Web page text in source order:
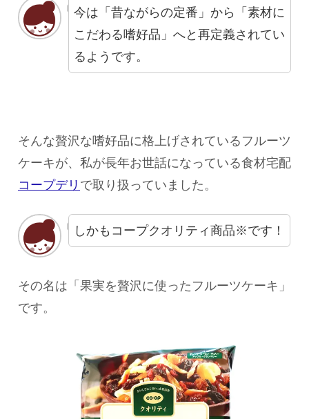
今は「昔ながらの定番」から「素材に
こだわる嗜好品」へと再定義されてい
るようです。
そんな贅沢な嗜好品に格上げされているフルーツ
ケーキが、私が長年お世話になっている食材宅配
コープデリ で取り扱っていました。
しかもコープクオリティ商品※です！
その名は「果実を贅沢に使ったフルーツケーキ」
です。